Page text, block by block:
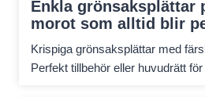
Enkla grönsaksplättar
morot som alltid blir
Krispiga grönsaksplättar med
Perfekt tillbehör eller huvudrätt